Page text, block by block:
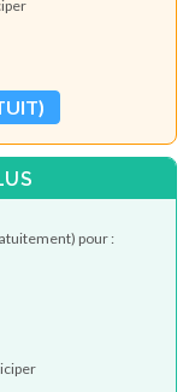
pour :